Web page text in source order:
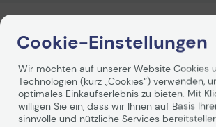
Produktbeschreibung
THRUSTMASTER T.FLIGHT
Cookie-Einstellungen
Wir möchten auf unserer Website Cookies
Technologien (kurz „Cookies“) verwenden,
optimales Einkaufserlebnis zu bieten. Mit
willigen Sie ein, dass wir Ihnen auf Basis
sinnvolle und nützliche Services